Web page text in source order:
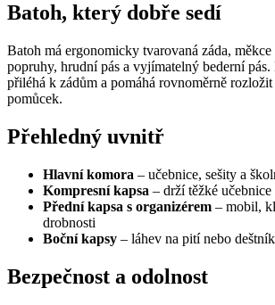
Batoh, který dobře sedí
Batoh má ergonomicky tvarovaná záda,
popruhy, hrudní pás a vyjímatelný bederní
přiléhá k zádům a pomáhá rovnoměrně
pomůcek.
Přehledný uvnitř
Hlavní komora – učebnice, sešity a
Kompresní kapsa – drží těžké
Přední kapsa s organizérem – mobil,
drobnosti
Boční kapsy – láhev na pití nebo deštník
Bezpečnost a odolnost